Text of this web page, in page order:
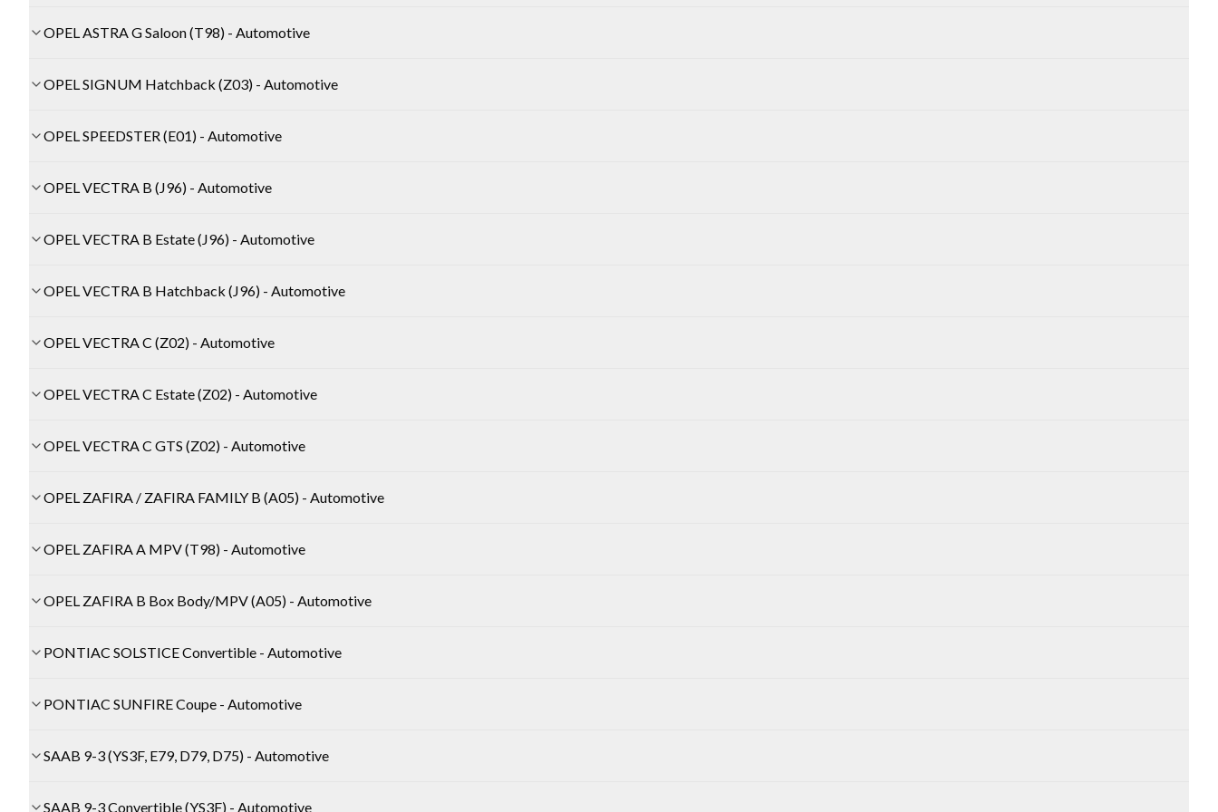
OPEL ASTRA G Saloon (T98) - Automotive
OPEL SIGNUM Hatchback (Z03) - Automotive
OPEL SPEEDSTER (E01) - Automotive
OPEL VECTRA B (J96) - Automotive
OPEL VECTRA B Estate (J96) - Automotive
OPEL VECTRA B Hatchback (J96) - Automotive
OPEL VECTRA C (Z02) - Automotive
OPEL VECTRA C Estate (Z02) - Automotive
OPEL VECTRA C GTS (Z02) - Automotive
OPEL ZAFIRA / ZAFIRA FAMILY B (A05) - Automotive
OPEL ZAFIRA A MPV (T98) - Automotive
OPEL ZAFIRA B Box Body/MPV (A05) - Automotive
PONTIAC SOLSTICE Convertible - Automotive
PONTIAC SUNFIRE Coupe - Automotive
SAAB 9-3 (YS3F, E79, D79, D75) - Automotive
SAAB 9-3 Convertible (YS3F) - Automotive